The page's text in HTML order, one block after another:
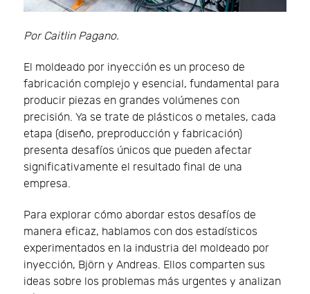
Por Caitlin Pagano.
El moldeado por inyección es un proceso de
fabricación complejo y esencial, fundamental para
producir piezas en grandes volúmenes con
precisión. Ya se trate de plásticos o metales, cada
etapa (diseño, preproducción y fabricación)
presenta desafíos únicos que pueden afectar
significativamente el resultado final de una
empresa.
Para explorar cómo abordar estos desafíos de
manera eficaz, hablamos con dos estadísticos
experimentados en la industria del moldeado por
inyección, Björn y Andreas. Ellos comparten sus
ideas sobre los problemas más urgentes y analizan